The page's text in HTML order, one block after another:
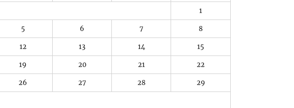
1
5 6 7 8
12 13 14 15
19 20 21 22
26 27 28 29